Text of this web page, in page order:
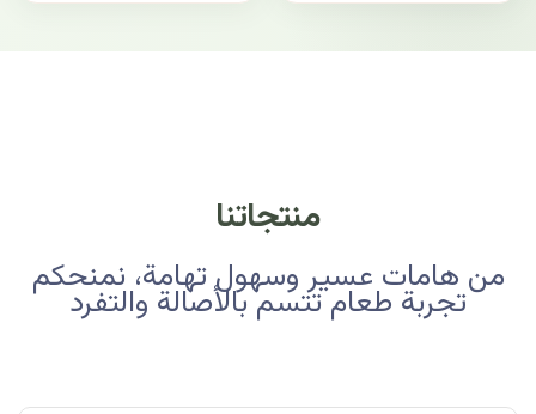
منتجاتنا
من هامات عسير وسهول تهامة، نمنحكم
تجربة طعام تتسم بالأصالة والتفرد